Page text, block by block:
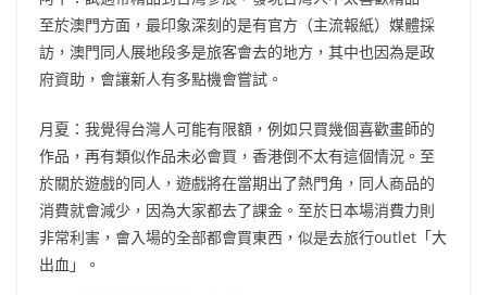
至於澳門方面，最印象深刻的是有官方（主流報紙）媒體採
訪，澳門同人展地段多是旅客會去的地方，其中也因為是政
府資助，會讓新人有多點機會嘗試。
月夏：我覺得台灣人可能有限額，例如只買幾個喜歡畫師的
作品，再有類似作品未必會買，香港倒不太有這個情況。至
於關於遊戲的同人，遊戲將在當期出了熱門角，同人商品的
消費就會減少，因為大家都去了課金。至於日本場消費力則
非常利害，會入場的全部都會買東西，似是去旅行outlet「大
出血」。